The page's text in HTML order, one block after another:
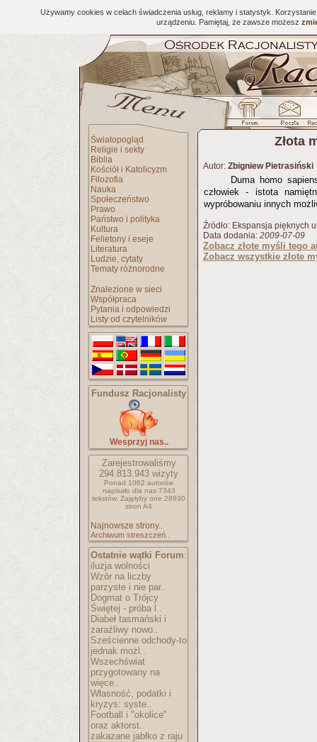
Używamy cookies w celach świadczenia usług, reklamy i statystyk.
urządzeniu. Pamiętaj, że zawsze możesz
Światopogląd
Religie i sekty
Biblia
Kościół i Katolicyzm
Filozofia
Nauka
Społeczeństwo
Prawo
Państwo i polityka
Kultura
Felietony i eseje
Literatura
Ludzie, cytaty
Tematy różnorodne
Znalezione w sieci
Współpraca
Pytania i odpowiedzi
Listy od czytelników
Fundusz Racjonalisty
Wesprzyj nas..
Zarejestrowaliśmy
294.813.943 wizyty
Ponad 1062 autorów
napisało dla nas 7343
tekstów. Zajęłyby one 28930
stron A4
Najnowsze strony..
Archiwum streszczeń..
Ostatnie wątki Forum:
iluzja wolności
Wzór na liczby
parzyste i nie par..
Dogmat o Trójcy
Świętej - próba l..
Diabeł tasmański i
zaraźliwy nowo..
Sześcienne odchody-to
jednak możl..
Wszechświat
przygotowany na
więce..
Własność, podatki i
kryzys: syste..
Football i "okolice"
oraz aktorst..
zakazane jabłko z raju
Złota
Autor: Zbigniew Pietrasiński
Duma homo
człowiek - istota
wypróbowaniu innych
Źródło: Ekspansja pięknych
Data dodania: 2009-07-09
Zobacz złote myśli tego
Zobacz wszystkie złote